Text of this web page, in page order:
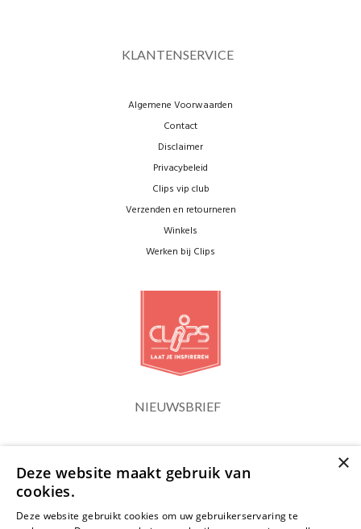
KLANTENSERVICE
Algemene Voorwaarden
Contact
Disclaimer
Privacybeleid
Clips vip club
Verzenden en retourneren
Winkels
Werken bij Clips
NIEUWSBRIEF
×
Deze website maakt gebruik van
cookies.
Deze website gebruikt cookies om uw gebruikerservaring te